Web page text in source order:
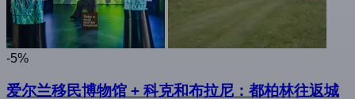
-5%
爱尔兰移民博物馆 + 科克和布拉尼：都柏林往返城